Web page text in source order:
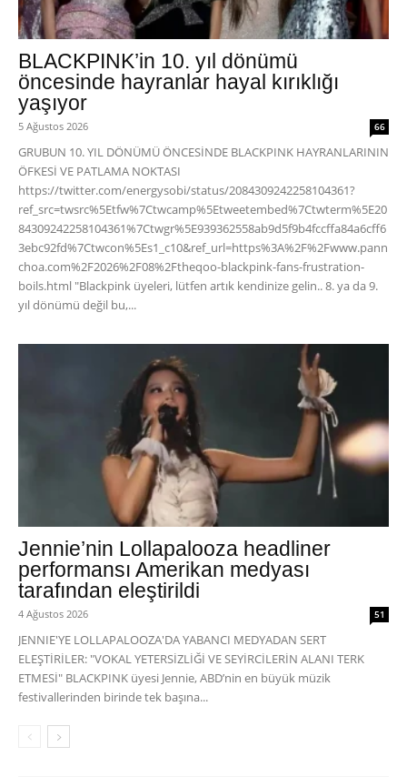
BLACKPINK’in 10. yıl dönümü
öncesinde hayranlar hayal kırıklığı
yaşıyor
5 Ağustos 2026 66
GRUBUN 10. YIL DÖNÜMÜ ÖNCESİNDE BLACKPINK HAYRANLARININ
ÖFKESİ VE PATLAMA NOKTASI
https://twitter.com/energysobi/status/2084309242258104361?
ref_src=twsrc%5Etfw%7Ctwcamp%5Etweetembed%7Ctwterm%5E20
84309242258104361%7Ctwgr%5E939362558ab9d5f9b4fccffa84a6cff6
3ebc92fd%7Ctwcon%5Es1_c10&ref_url=https%3A%2F%2Fwww.pann
choa.com%2F2026%2F08%2Ftheqoo-blackpink-fans-frustration-
boils.html "Blackpink üyeleri, lütfen artık kendinize gelin.. 8. ya da 9.
yıl dönümü değil bu,...
Jennie’nin Lollapalooza headliner
performansı Amerikan medyası
tarafından eleştirildi
4 Ağustos 2026 51
JENNIE'YE LOLLAPALOOZA'DA YABANCI MEDYADAN SERT
ELEŞTİRİLER: "VOKAL YETERSİZLİĞİ VE SEYİRCİLERİN ALANI TERK
ETMESİ" BLACKPINK üyesi Jennie, ABD’nin en büyük müzik
festivallerinden birinde tek başına...